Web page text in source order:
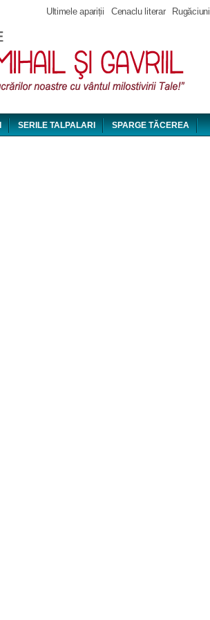
Jump to navigation
Ultimele apariții Cenaclu literar Rugăciuni
SERILE TALPALARI SPARGE TĂCEREA